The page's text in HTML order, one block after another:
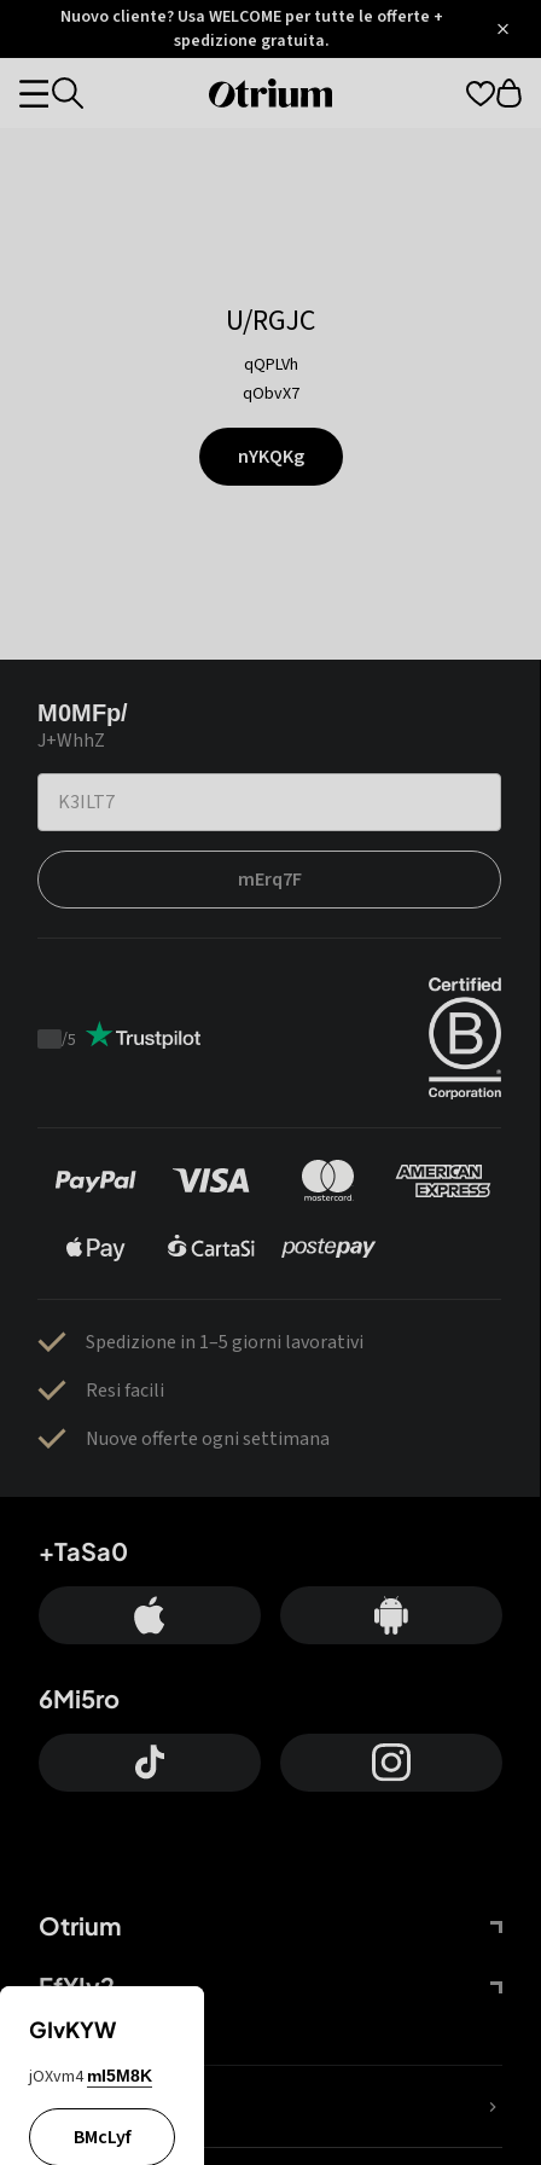
Otrium
Trustpilot
Nuovo cliente? Usa WELCOME per tutte le offerte +
spedizione gratuita.
Otrium
Categories
U/RGJC
qQPLVh
qObvX7
nYKQKg
M0MFp/
J+WhhZ
mErq7F
Trustpilot
/5
Spedizione in 1–5 giorni lavorativi
Resi facili
Nuove offerte ogni settimana
Otrium
FfYIy2
+TaSa0
6Mi5ro
Lj7sBL
GIvKYW
jOXvm4 mI5M8K
BMcLyf